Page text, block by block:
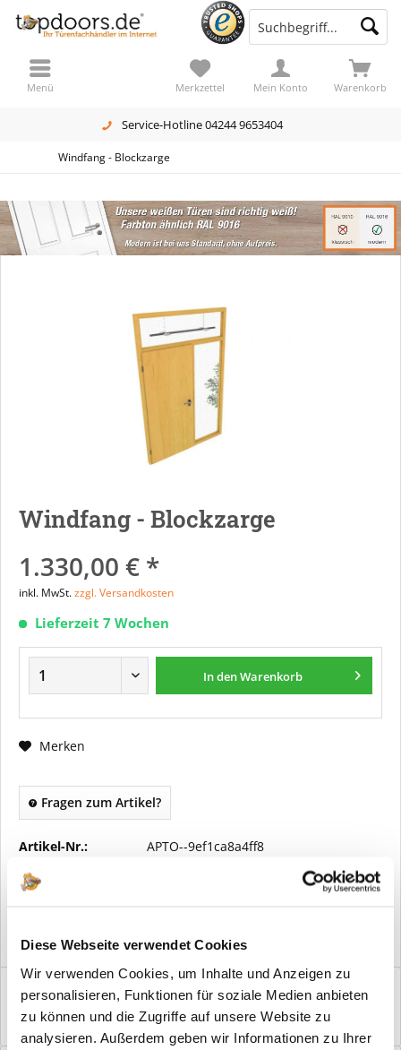
Diese Webseite verwendet Cookies
Wir verwenden Cookies, um Inhalte und Anzeigen zu
personalisieren, Funktionen für soziale Medien anbieten
zu können und die Zugriffe auf unsere Website zu
analysieren. Außerdem geben wir Informationen zu Ihrer
Service-Hotline 04244 9653404
Warenkorb
Merkzettel Mein Konto
Menü
Windfang - Blockzarge
Windfang - Blockzarge
1.330,00 € *
inkl. MwSt.zzgl. Versandkosten
Lieferzeit 7 Wochen
In denWarenkorb
Merken
Fragen zum Artikel?
Artikel-Nr.: APTO--9ef1ca8a4ff8
Vorteile
Windfangelemente online am Bildschirm konfigurieren und
einbaufertig bestellen. In wenigen...